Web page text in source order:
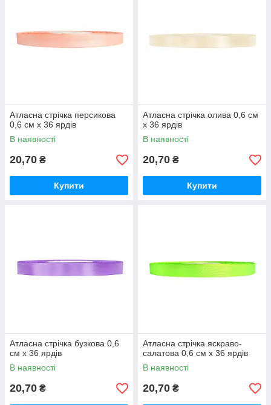
Атласна стрічка персикова
0,6 см х 36 ярдів
В наявності
20,70 ₴
Купити
Атласна стрічка олива 0,6 см
х 36 ярдів
В наявності
20,70 ₴
Купити
Атласна стрічка бузкова 0,6
см х 36 ярдів
В наявності
20,70 ₴
Атласна стрічка яскраво-
салатова 0,6 см х 36 ярдів
В наявності
20,70 ₴